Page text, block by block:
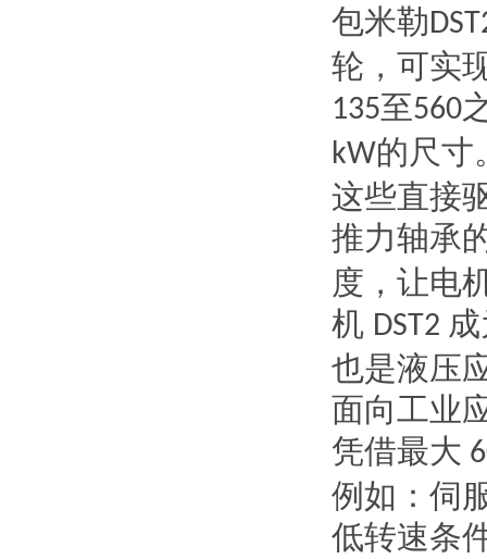
包米勒
轮，可实
135至560
kW的尺寸
这些直接
推力轴承
度，让电
机 DST2
也是液压
面向工业
凭借最大
例如：伺
低转速条